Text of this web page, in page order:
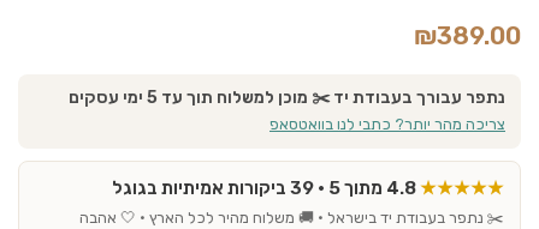
₪389.00
נתפר עבורך בעבודת יד ✂️ מוכן למשלוח תוך עד 5 ימי עסקים
צריכה מהר יותר? כתבי לנו בוואטסאפ
★★★★★
✂️ נתפר בעבודת יד בישראל · 🚚 משלוח מהיר לכל הארץ · 🤍 אהבה